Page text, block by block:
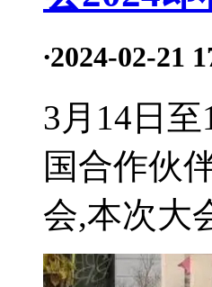
·2024-02-21
3月14日
国合作伙
会,本次大